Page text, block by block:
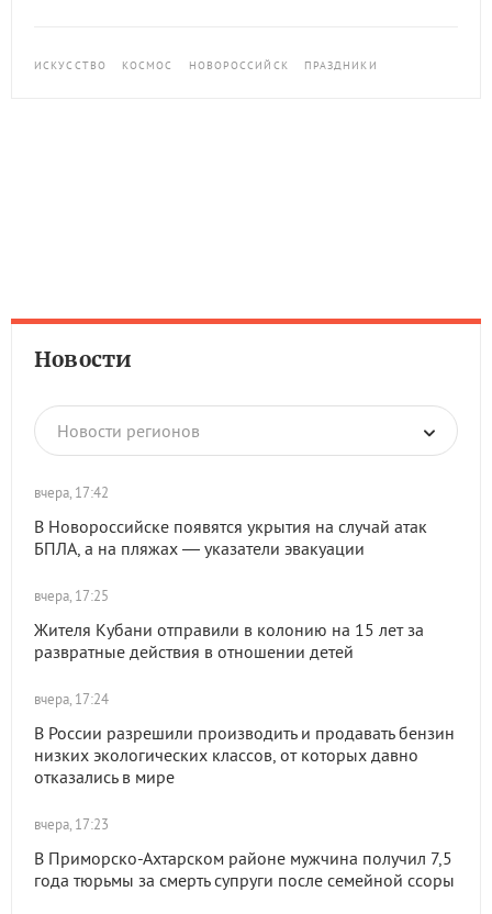
ИСКУССТВО КОСМОС НОВОРОССИЙСК ПРАЗДНИКИ
Новости
Новости регионов
вчера, 17:42
В Новороссийске появятся укрытия на случай атак
БПЛА, а на пляжах — указатели эвакуации
вчера, 17:25
Жителя Кубани отправили в колонию на 15 лет за
развратные действия в отношении детей
вчера, 17:24
В России разрешили производить и продавать бензин
низких экологических классов, от которых давно
отказались в мире
вчера, 17:23
В Приморско-Ахтарском районе мужчина получил 7,5
года тюрьмы за смерть супруги после семейной ссоры